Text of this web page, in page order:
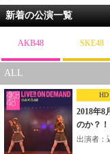
新着の公演一覧
AKB48 SKE48
ALL
HD
2018年8
のか？
出演者：